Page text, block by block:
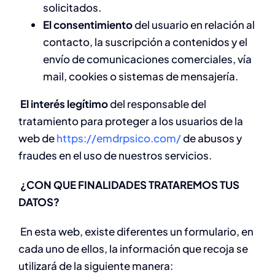
solicitados.
El consentimientodel usuario en relación al
contacto, la suscripción a contenidos y el
envío de comunicaciones comerciales, vía
mail, cookies o sistemas de mensajería.
El interés legítimodel responsable del
tratamiento para proteger a los usuarios de la
web dehttps://emdrpsico.com/de abusos y
fraudes en el uso de nuestros servicios.
¿CON QUE FINALIDADES TRATAREMOS TUS
DATOS?
En esta web, existe diferentes un formulario, en
cada uno de ellos, la información que recoja se
utilizará de la siguiente manera: